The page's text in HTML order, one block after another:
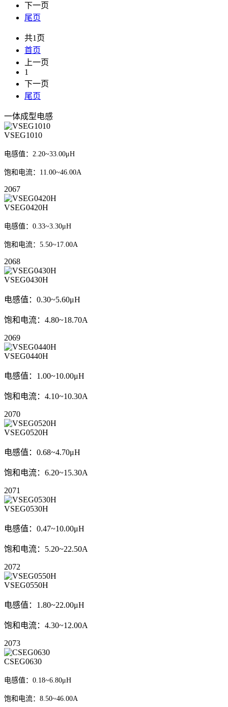
下一页
尾页
共1页
首页
上一页
1
下一页
尾页
一体成型电感
VSEG1010
电感值：2.20~33.00μH
饱和电流：11.00~46.00A
2067
VSEG0420H
电感值：0.33~3.30μH
饱和电流：5.50~17.00A
2068
VSEG0430H
电感值：0.30~5.60μH
饱和电流：4.80~18.70A
2069
VSEG0440H
电感值：1.00~10.00μH
饱和电流：4.10~10.30A
2070
VSEG0520H
电感值：0.68~4.70μH
饱和电流：6.20~15.30A
2071
VSEG0530H
电感值：0.47~10.00μH
饱和电流：5.20~22.50A
2072
VSEG0550H
电感值：1.80~22.00μH
饱和电流：4.30~12.00A
2073
CSEG0630
电感值：0.18~6.80μH
饱和电流：8.50~46.00A